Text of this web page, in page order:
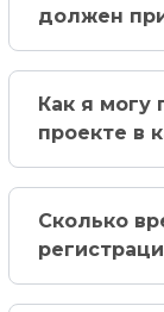
должен
Как я могу
проекте в
Сколько